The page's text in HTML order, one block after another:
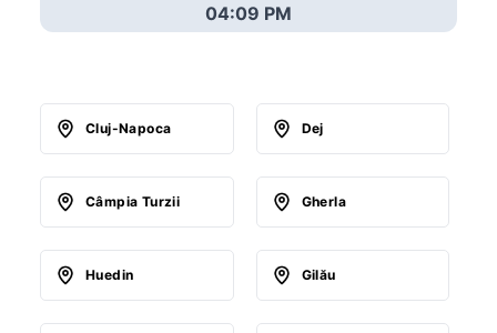
04:09 PM
Cluj-Napoca Dej
Câmpia Turzii Gherla
Huedin Gilău